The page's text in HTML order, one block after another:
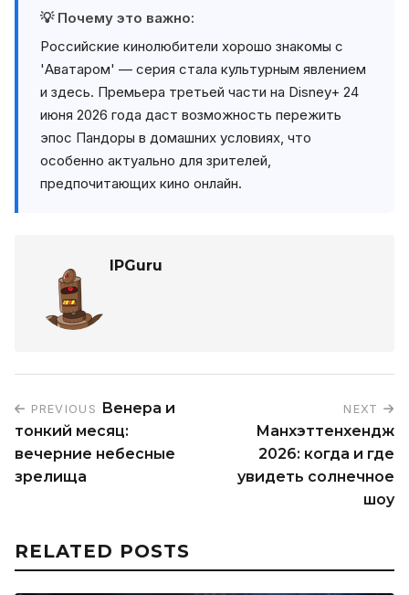
💡 Почему это важно:
Российские кинолюбители хорошо знакомы с
'Аватаром' — серия стала культурным явлением
и здесь. Премьера третьей части на Disney+ 24
июня 2026 года даст возможность пережить
эпос Пандоры в домашних условиях, что
особенно актуально для зрителей,
предпочитающих кино онлайн.
IPGuru
PREVIOUS Венера и
тонкий месяц:
вечерние небесные
зрелища
NEXT
Манхэттенхендж
2026: когда и где
увидеть солнечное
шоу
RELATED POSTS